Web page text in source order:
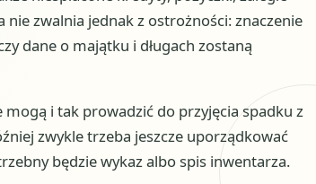
zwalnia jednak z ostrożności: znaczenie
dane o majątku i długach zostaną
mogą i tak prowadzić do przyjęcia spadku z
zwykle trzeba jeszcze uporządkować
będzie wykaz albo spis inwentarza.